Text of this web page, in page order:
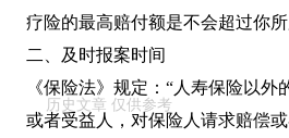
疗险的最高赔付额是不会超过你所
二、及时报案时间
《保险法》规定：“人寿保险以外
或者受益人，对保险人请求赔偿